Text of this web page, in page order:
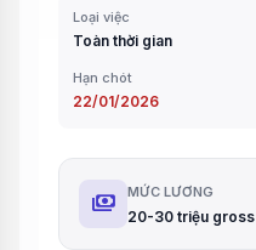
Loại việc
Toàn thời gian
Hạn chót
22/01/2026
payments MỨC LƯƠNG
20-30 triệu gross